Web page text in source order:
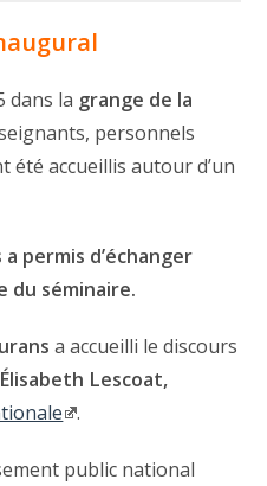
dans la grange de la
personnels
accueillis autour d’un
permis d’échanger
du séminaire.
a accueilli le discours
Élisabeth Lescoat,
.
public national